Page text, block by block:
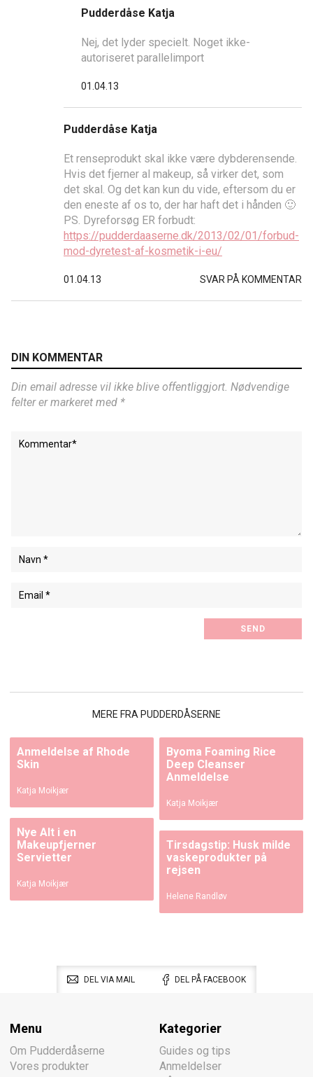
Pudderdåse Katja
Nej, det lyder specielt. Noget ikke-
autoriseret parallelimport
01.04.13
Pudderdåse Katja
Et renseprodukt skal ikke være dybderensende.
Hvis det fjerner al makeup, så virker det, som
det skal. Og det kan kun du vide, eftersom du er
den eneste af os to, der har haft det i hånden 🙂
PS. Dyreforsøg ER forbudt:
https://pudderdaaserne.dk/2013/02/01/forbud-
mod-dyretest-af-kosmetik-i-eu/
01.04.13 SVAR PÅ KOMMENTAR
DIN KOMMENTAR
Din email adresse vil ikke blive offentliggjort. Nødvendige
felter er markeret med *
MERE FRA PUDDERDÅSERNE
Anmeldelse af Rhode
Skin
Katja Moikjær
Byoma Foaming Rice
Deep Cleanser
Anmeldelse
Katja Moikjær
Nye Alt i en
Makeupfjerner
Servietter
Katja Moikjær
Tirsdagstip: Husk milde
vaskeprodukter på
rejsen
Helene Randløv
DEL VIA MAIL DEL PÅ FACEBOOK
Menu
Om Pudderdåserne
Vores produkter
Kategorier
Guides og tips
Anmeldelser